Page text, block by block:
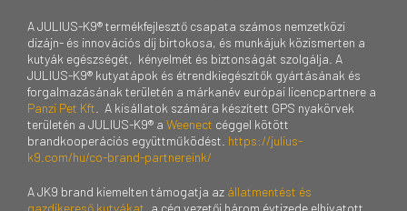
A JULIUS-K9® termékfejlesztő csapata számos nemzetközi
dizájn- és innovációs díj birtokosa, és munkájuk közismerten a
kutyák egészségét, kényelmét és biztonságát szolgálja. A
JULIUS-K9® kutyatápok és étrendkiegészítők gyártásának és
forgalmazásának területén a márkanév európai licencpartnere a
Panzi Pet Kft . A kisállatok számára készített GPS nyakörvek
területén a JULIUS-K9® a Weenect céggel kötött
brandkooperációs együttműködést. https://julius-
k9.com/hu/co-brand-partnereink/
A JK9 brand kiemelten támogatja az állatmentést és
gazdikereső kutyákat , a cég vezetői három évtizede elhivatott